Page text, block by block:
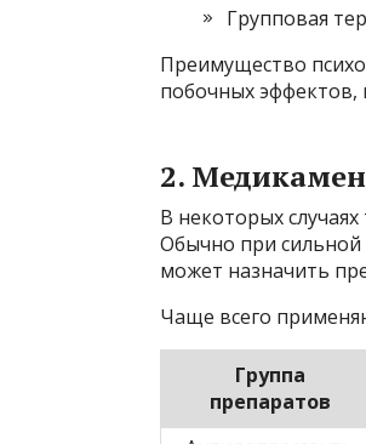
Групповая
Преимущество
побочных
2.
В некоторых
Обычно при сильной
может назначить
Чаще всего
Группа
препаратов